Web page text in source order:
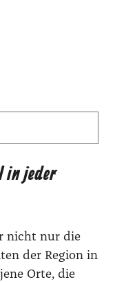
in jeder
nicht nur die
der Regi­on in
Orte, die